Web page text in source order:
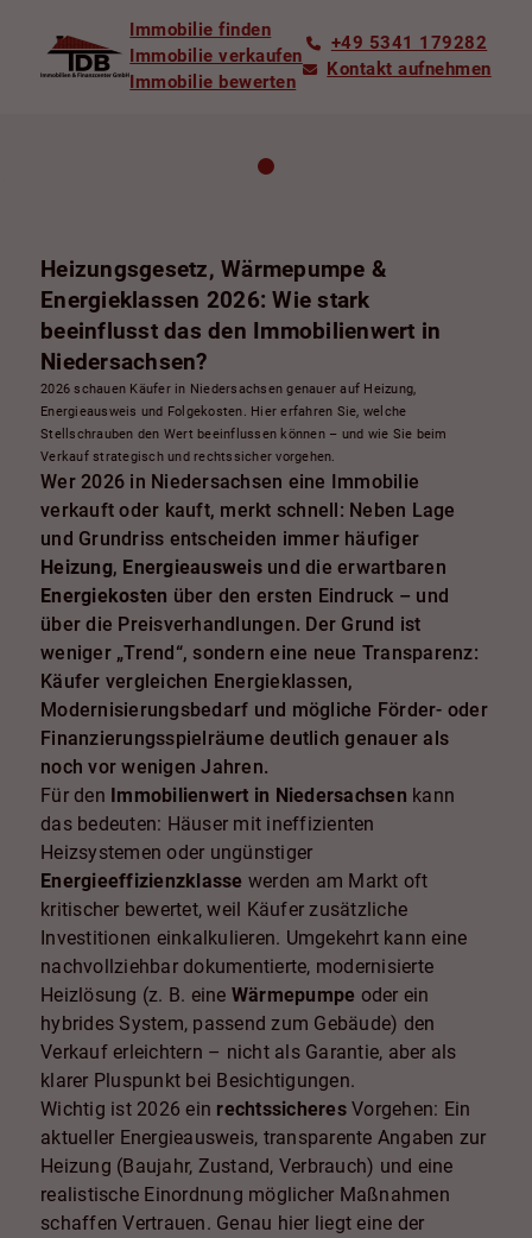
Immobilie finden
Immobilie verkaufen
Immobilie bewerten
+49 5341 179282
Kontakt aufnehmen
Heizungsgesetz, Wärmepumpe &
Energieklassen 2026: Wie stark
beeinflusst das den Immobilienwert in
Niedersachsen?
2026 schauen Käufer in Niedersachsen genauer auf Heizung,
Energieausweis und Folgekosten. Hier erfahren Sie, welche
Stellschrauben den Wert beeinflussen können – und wie Sie beim
Verkauf strategisch und rechtssicher vorgehen.
Wer 2026 in Niedersachsen eine Immobilie
verkauft oder kauft, merkt schnell: Neben Lage
und Grundriss entscheiden immer häufiger
Heizung, Energieausweisund die erwartbaren
Energiekosten über den ersten Eindruck – und
über die Preisverhandlungen. Der Grund ist
weniger „Trend“, sondern eine neue Transparenz:
Käufer vergleichen Energieklassen,
Modernisierungsbedarf und mögliche Förder- oder
Finanzierungsspielräume deutlich genauer als
noch vor wenigen Jahren.
Für den Immobilienwert in Niedersachsen kann
das bedeuten: Häuser mit ineffizienten
Heizsystemen oder ungünstiger
Energieeffizienzklasse werden am Markt oft
kritischer bewertet, weil Käufer zusätzliche
Investitionen einkalkulieren. Umgekehrt kann eine
nachvollziehbar dokumentierte, modernisierte
Heizlösung (z. B. eine Wärmepumpe oder ein
hybrides System, passend zum Gebäude) den
Verkauf erleichtern – nicht als Garantie, aber als
klarer Pluspunkt bei Besichtigungen.
Wichtig ist 2026 ein rechtssicheresVorgehen: Ein
aktueller Energieausweis, transparente Angaben zur
Heizung (Baujahr, Zustand, Verbrauch) und eine
realistische Einordnung möglicher Maßnahmen
schaffen Vertrauen. Genau hier liegt eine der